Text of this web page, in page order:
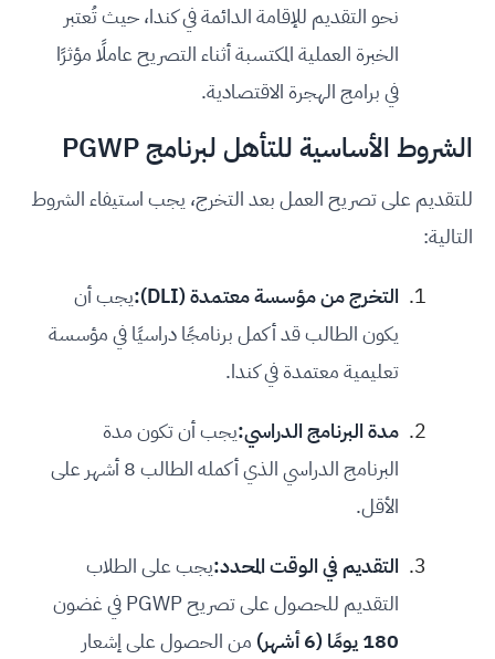
نحو التقديم للإقامة الدائمة في كندا، حيث تُعتبر
الخبرة العملية المكتسبة أثناء التصريح عاملًا مؤثرًا
في برامج الهجرة الاقتصادية.
الشروط الأساسية للتأهل لبرنامج PGWP
للتقديم على تصريح العمل بعد التخرج، يجب استيفاء الشروط
التالية:
التخرج من مؤسسة معتمدة (DLI):
يجب أن
يكون الطالب قد أكمل برنامجًا دراسيًا في مؤسسة
تعليمية معتمدة في كندا.
مدة البرنامج الدراسي:يجب أن تكون مدة
البرنامج الدراسي الذي أكمله الطالب 8 أشهر على
الأقل.
التقديم في الوقت المحدد:يجب على الطلاب
التقديم للحصول على تصريح PGWP في غضون
180 يومًا (6 أشهر)
من الحصول على إشعار